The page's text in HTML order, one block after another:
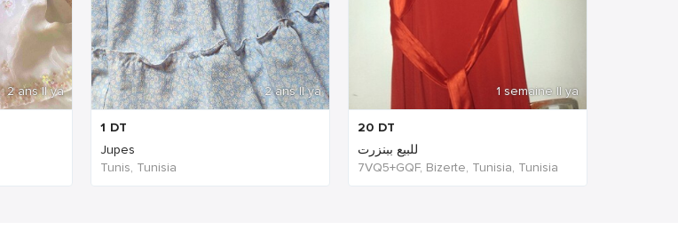
2 ans Il ya 2 ans Il ya
1 DT
Jupes
Tunis, Tunisia
1 semaine Il ya
20 DT
للبيع ببنزرت
7VQ5+GQF, Bizerte, Tunisia, Tunisia